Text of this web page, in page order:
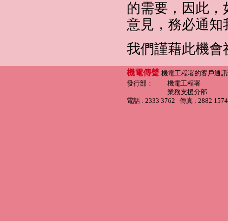
的需要，因此
意見，務必通知
我們謹藉此機會
機電傳聲 機電工程署的客戶通
發行部：
機電工程署
業務支援分部
電話 : 2333 3762 傳真 : 2882